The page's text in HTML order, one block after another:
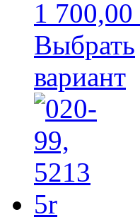
1 700,00
Выбрать
вариант